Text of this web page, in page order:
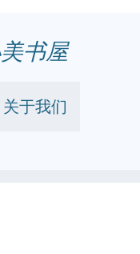
书屋
关于我们